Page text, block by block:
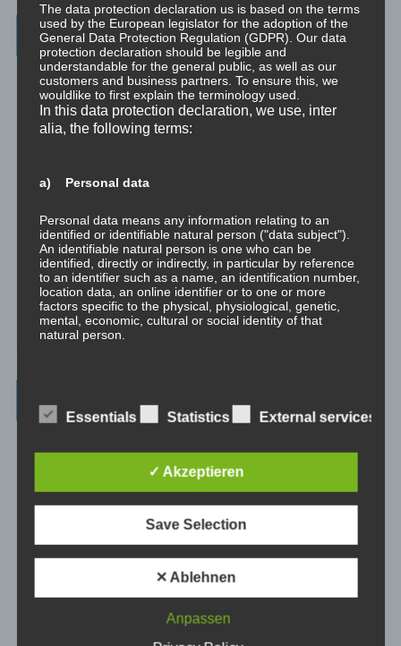
Wichtigste Seiten - minimedi.online
⇒ GrundlagenHier gibt es die grundlegenden Wissenseinheiten
und Techniken rund um Meditation.
⇒ Meditationen für Transformation
⇒ Emotionale Kompetenz
⇒ Geführte Meditationen Hier gibt es geführte Meditationen und
Traumreisen.
⇒ Philosophische ExkurseHier gibt es Hintergrundwissen zu den
Konzepten der Transformation, der persönlichen Entwicklung und
des spirituellen Wachstums.
Beiträge – blog.dicklberger.com
Selbstbestimmung, persönliche Entwicklung und
spirituelles Wachstum
Wahrnehmung und Realität
Intimität und Hormone
The data protection declaration us is based on the terms
used by the European legislator for the adoption of the
General Data Protection Regulation (GDPR). Our data
protection declaration should be legible and
understandable for the general public, as well as our
customers and business partners. To ensure this, we
wouldlike to first explain the terminology used.
In this data protection declaration, we use, inter
alia, the following terms:
a) Personal data
Personal data means any information relating to an
identified or identifiable natural person ("data subject").
An identifiable natural person is one who can be
identified, directly or indirectly, in particular by reference
to an identifier such as a name, an identification number,
location data, an online identifier or to one or more
factors specific to the physical, physiological, genetic,
mental, economic, cultural or social identity of that
natural person.
Data subject is any identified or identifiable natural
controller responsible for the processing.
c) Processing
Processing is any operation or set of operations which is
performed on personal data or on sets of personal data,
whether or not by automated means, such as collection,
recording, organisation, structuring, storage, adaptation
or alteration, retrieval, consultation, use, disclosure by
transmission, dissemination or otherwise making
available, alignment or combination, restriction, erasure
Essentials Statistics External services
✓ Akzeptieren
Save Selection
✕ Ablehnen
Anpassen